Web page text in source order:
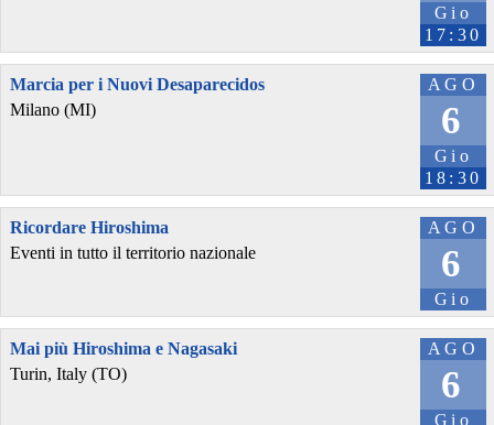
Gio
17:30
AGO
6
Gio
18:30
Marcia per i Nuovi Desaparecidos
Milano (MI)
AGO
6
Gio
Ricordare Hiroshima
Eventi in tutto il territorio nazionale
AGO
6
Gio
Mai più Hiroshima e Nagasaki
Turin, Italy (TO)